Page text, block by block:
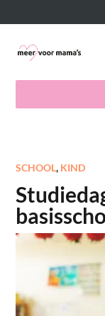
SCHOOL, KIND